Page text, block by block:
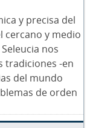
y precisa del
cercano y medio
nos
tradiciones -en
del mundo
de orden